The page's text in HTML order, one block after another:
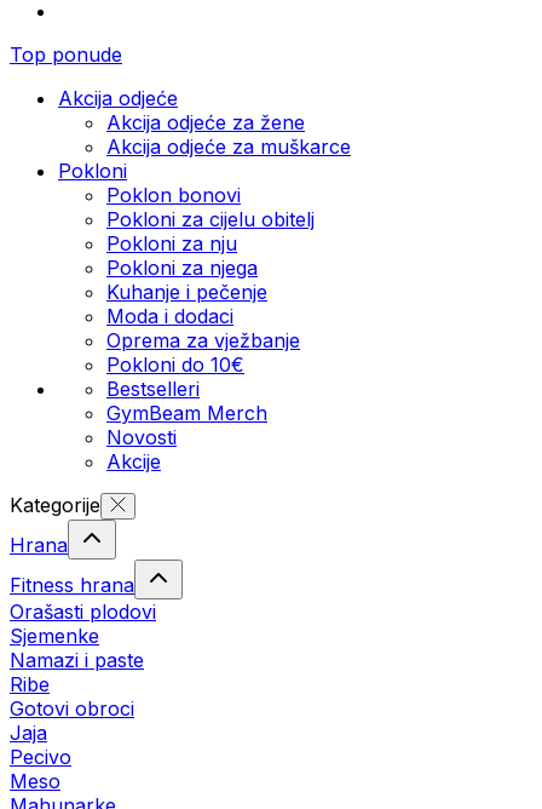
Top ponude
Akcija odjeće
Akcija odjeće za žene
Akcija odjeće za muškarce
Pokloni
Poklon bonovi
Pokloni za cijelu obitelj
Pokloni za nju
Pokloni za njega
Kuhanje i pečenje
Moda i dodaci
Oprema za vježbanje
Pokloni do 10€
Bestselleri
GymBeam Merch
Novosti
Akcije
Kategorije
Hrana
Fitness hrana
Orašasti plodovi
Sjemenke
Namazi i paste
Ribe
Gotovi obroci
Jaja
Pecivo
Meso